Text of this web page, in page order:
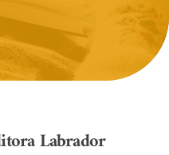
Labrador